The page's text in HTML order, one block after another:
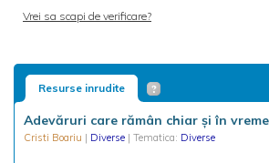
Vrei sa scapi de verificare?
Resurse inrudite
Adevăruri care rămân chiar şi în
Cristi Boariu | Diverse | Tematica: Diverse